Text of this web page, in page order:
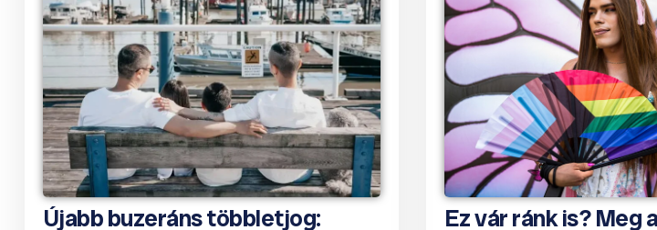
Újabb buzeráns többletjog: Ez vár ránk is? Meg